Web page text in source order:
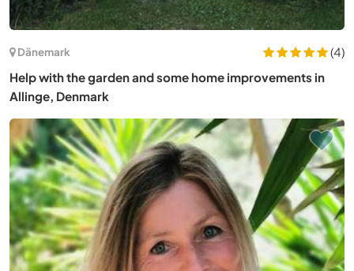
Dänemark
(4)
Help with the garden and some home improvements in
Allinge, Denmark